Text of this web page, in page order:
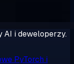
AI i deweloperzy.
PyTorch i